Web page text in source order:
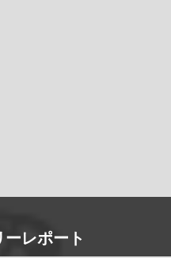
ーレポート